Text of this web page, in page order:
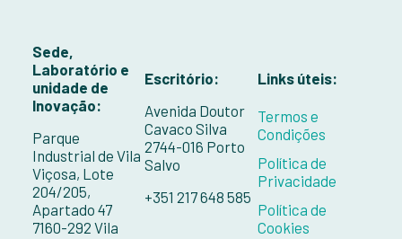
Sede,
Laboratório e
unidade de
Inovação:
Parque
Industrial de Vila
Viçosa, Lote
204/205,
Apartado 47
7160-292 Vila
Escritório:
Avenida Doutor
Cavaco Silva
2744-016 Porto
Salvo
+351 217 648 585
Links úteis:
Termos e
Condições
Política de
Privacidade
Política de
Cookies